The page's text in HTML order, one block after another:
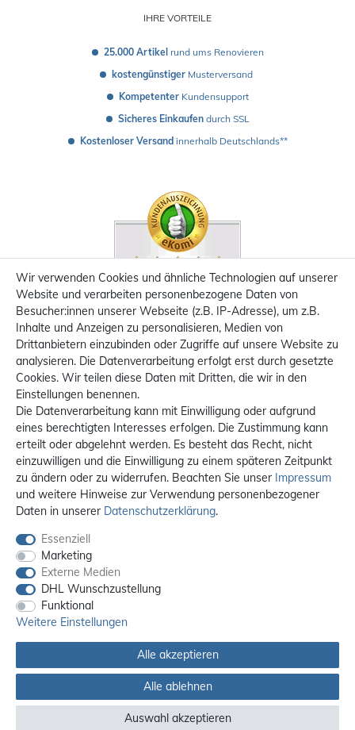
IHRE VORTEILE
25.000 Artikel rund ums Renovieren
kostengünstiger Musterversand
Kompetenter Kundensupport
Sicheres Einkaufen durch SSL
Kostenloser Versand innerhalb Deutschlands**
Versandkosten in andere Länder finden Siehier
© 2012 - 2026 orex.de / powered bycreateyourtemplate
Wir verwenden Cookies und ähnliche Technologien auf unserer
Website und verarbeiten personenbezogene Daten von
Besucher:innen unserer Webseite (z.B. IP-Adresse), um z.B.
Inhalte und Anzeigen zu personalisieren, Medien von
Drittanbietern einzubinden oder Zugriffe auf unsere Website zu
analysieren. Die Datenverarbeitung erfolgt erst durch gesetzte
Cookies. Wir teilen diese Daten mit Dritten, die wir in den
Einstellungen benennen.
Die Datenverarbeitung kann mit Einwilligung oder aufgrund
eines berechtigten Interesses erfolgen. Die Zustimmung kann
erteilt oder abgelehnt werden. Es besteht das Recht, nicht
einzuwilligen und die Einwilligung zu einem späteren Zeitpunkt
zu ändern oder zu widerrufen. Beachten Sie unser Impressum
und weitere Hinweise zur Verwendung personenbezogener
Daten in unserer Daten­schutz­erklärung.
Essenziell
Marketing
Externe Medien
DHL Wunschzustellung
Funktional
Weitere Einstellungen
Alle akzeptieren
Alle ablehnen
Auswahl akzeptieren